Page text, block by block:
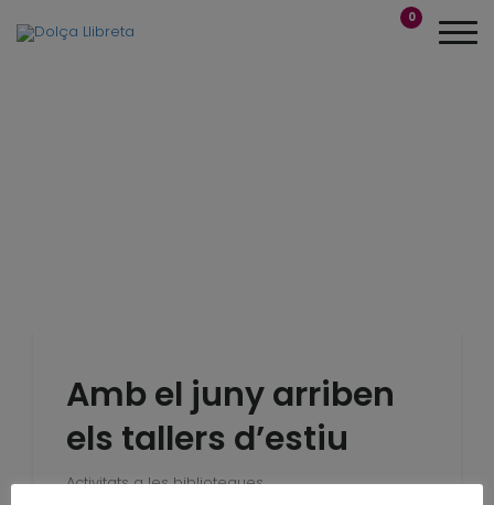
0
Amb el juny arriben
els tallers d’estiu
Activitats a les biblioteques